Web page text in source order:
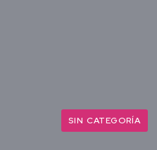
SIN CATEGORÍA